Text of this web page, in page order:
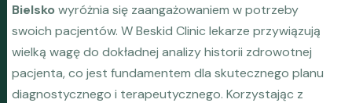
Bielsko wyróżnia się zaangażowaniem w potrzeby
swoich pacjentów. W Beskid Clinic lekarze przywiązują
wielką wagę do dokładnej analizy historii zdrowotnej
pacjenta, co jest fundamentem dla skutecznego planu
diagnostycznego i terapeutycznego. Korzystając z